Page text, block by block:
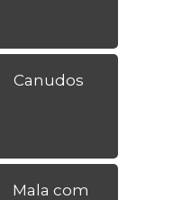
Canudos
Mala com